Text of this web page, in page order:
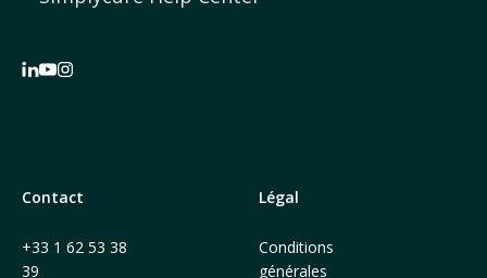
Contact
+33 1 62 53 38
39
Légal
Conditions
générales